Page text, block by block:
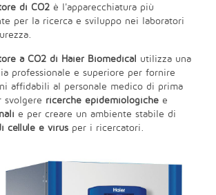
di CO2 è l'apparecchiatura più
per la ricerca e sviluppo nei laboratori
a CO2 di Haier Biomedical utilizza una
professionale e superiore per fornire
affidabili al personale medico di prima
svolgere ricerche epidemiologiche e
e per creare un ambiente stabile di
cellule e virus per i ricercatori.